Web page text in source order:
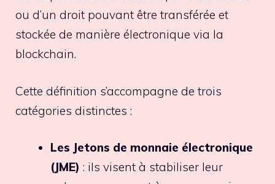
ou d’un droit pouvant être transférée et
stockée de manière électronique via la
blockchain.
Cette définition s’accompagne de trois
catégories distinctes :
Les Jetons de monnaie électronique
(JME) : ils visent à stabiliser leur